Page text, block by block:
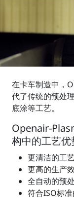
在卡车制造中，
代了传统的预处
底涂等工艺。
Openair-
构中的工艺优
更清洁的工
更高的生产
全自动的预
符合ISO标